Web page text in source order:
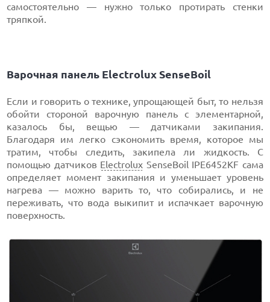
самостоятельно — нужно только протирать стенки
тряпкой.
Варочная панель Electrolux SenseBoil
Если и говорить о технике, упрощающей быт, то нельзя
обойти стороной варочную панель с элементарной,
казалось бы, вещью — датчиками закипания.
Благодаря им легко сэкономить время, которое мы
тратим, чтобы следить, закипела ли жидкость. С
помощью датчиков Electrolux SenseBoil IPE6452KF сама
определяет момент закипания и уменьшает уровень
нагрева — можно варить то, что собирались, и не
переживать, что вода выкипит и испачкает варочную
поверхность.